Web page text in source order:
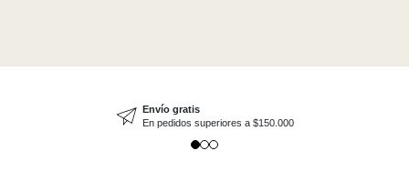
Envío gratis
En pedidos superiores a $150.000